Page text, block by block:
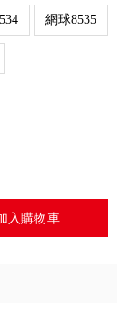
網球8535
入購物車